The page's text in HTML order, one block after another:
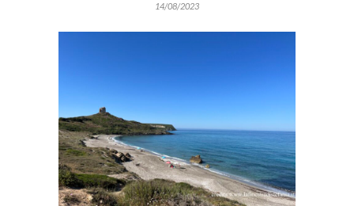
14/08/2023